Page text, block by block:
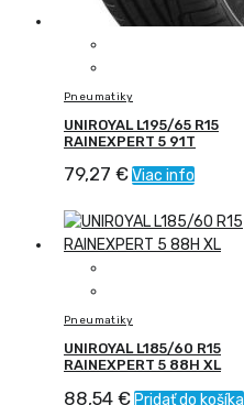
Pneumatiky
UNIROYAL L195/65 R15
RAINEXPERT 5 91T
79,27 €Viac info
Pneumatiky
UNIROYAL L185/60 R15
RAINEXPERT 5 88H XL
88,54 € Pridať do košíka